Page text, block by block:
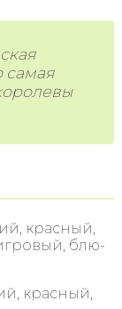
самая
красный,
блю-
красный,